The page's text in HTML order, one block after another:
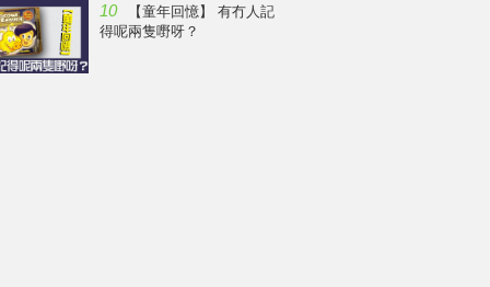
10
【童年回憶】 有冇人記
得呢兩隻嘢呀？